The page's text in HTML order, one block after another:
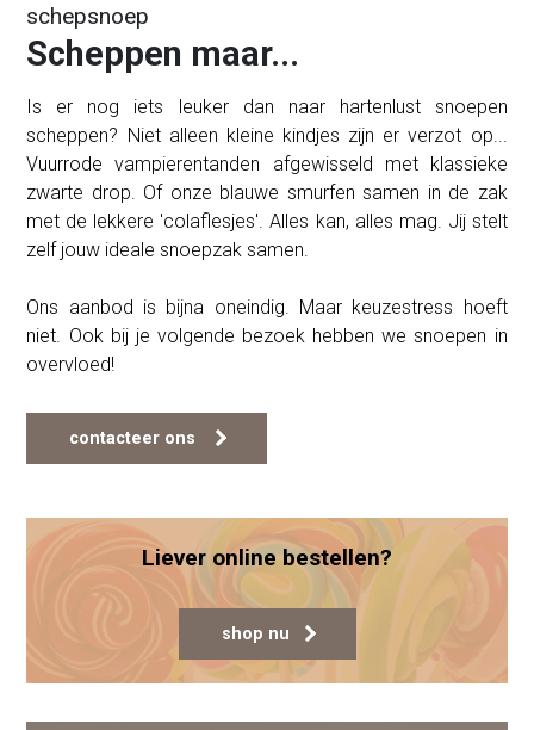
schepsnoep
Scheppen maar...
Is er nog iets leuker dan naar hartenlust snoepen
scheppen? Niet alleen kleine kindjes zijn er verzot op...
Vuurrode vampierentanden afgewisseld met klassieke
zwarte drop. Of onze blauwe smurfen samen in de zak
met de lekkere 'colaflesjes'. Alles kan, alles mag. Jij stelt
zelf jouw ideale snoepzak samen.
Ons aanbod is bijna oneindig. Maar keuzestress hoeft
niet. Ook bij je volgende bezoek hebben we snoepen in
overvloed!
contacteer ons
Liever online bestellen?
shop nu